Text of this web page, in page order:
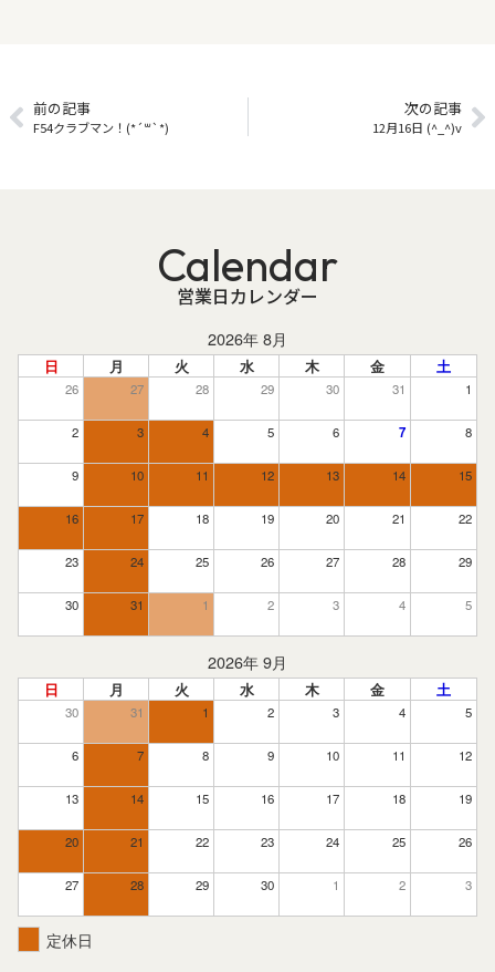
前の記事
F54クラブマン！(*´꒳`*)
次の記事
12月16日 (^_^)v
Calendar
営業日カレンダー
2026年 8月
日 月 火 水 木 金 土
26 27 28 29 30 31 1
2 3 4 5 6 7 8
9 10 11 12 13 14 15
16 17 18 19 20 21 22
23 24 25 26 27 28 29
30 31 1 2 3 4 5
2026年 9月
日 月 火 水 木 金 土
30 31 1 2 3 4 5
6 7 8 9 10 11 12
13 14 15 16 17 18 19
20 21 22 23 24 25 26
27 28 29 30 1 2 3
定休日